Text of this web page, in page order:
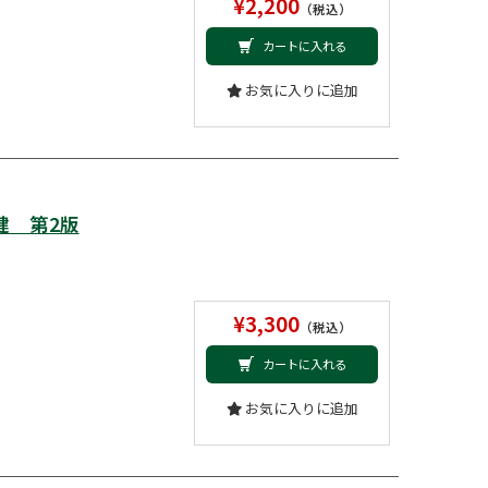
（税込）
カートに入れる
お気に入りに追加
第2版
¥3,300（税込）
カートに入れる
お気に入りに追加